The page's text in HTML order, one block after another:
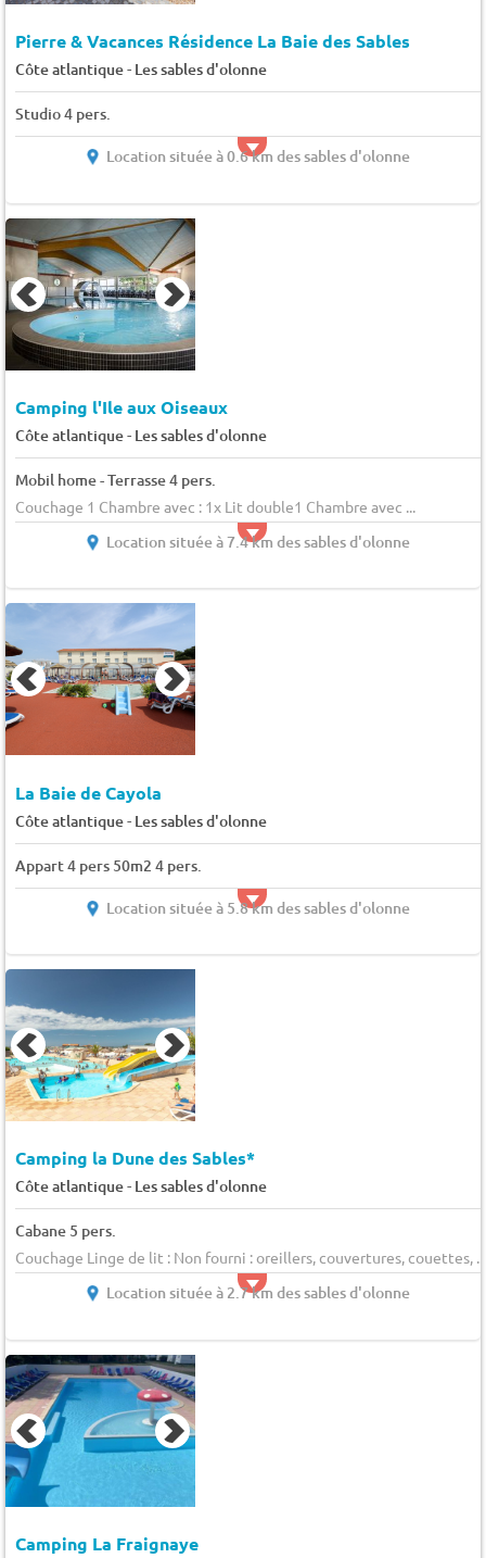
Pierre & Vacances Résidence La Baie des Sables
Côte atlantique- Les sables d'olonne
Studio 4 pers.
Location située à 0.6 km des sables d'olonne
Camping l'Ile aux Oiseaux
Côte atlantique- Les sables d'olonne
Mobil home - Terrasse 4 pers.
Couchage 1 Chambre avec : 1x Lit double1 Chambre avec ...
Location située à 7.4 km des sables d'olonne
La Baie de Cayola
Côte atlantique- Les sables d'olonne
Appart 4 pers 50m2 4 pers.
Location située à 5.8 km des sables d'olonne
Camping la Dune des Sables*
Côte atlantique- Les sables d'olonne
Cabane 5 pers.
Couchage Linge de lit : Non fourni : oreillers, couvertures, couettes, ...
Location située à 2.7 km des sables d'olonne
Camping La Fraignaye